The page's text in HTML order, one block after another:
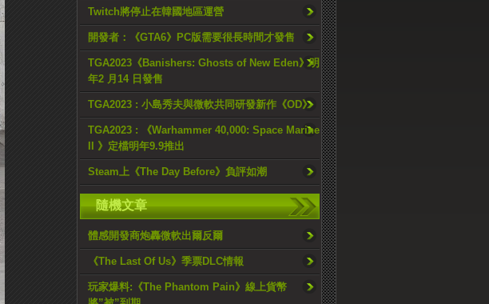
Twitch將停止在韓國地區運營
開發者：《GTA6》PC版需要很長時間才發售
TGA2023《Banishers: Ghosts of New Eden》明
年2 月14 日發售
TGA2023 : 小島秀夫與微軟共同研發新作《OD》
TGA2023 : 《Warhammer 40,000: Space Marine
II 》定檔明年9.9推出
Steam上《The Day Before》負評如潮
隨機文章
體感開發商炮轟微軟出爾反爾
《The Last Of Us》季票DLC情報
玩家爆料:《The Phantom Pain》線上貨幣